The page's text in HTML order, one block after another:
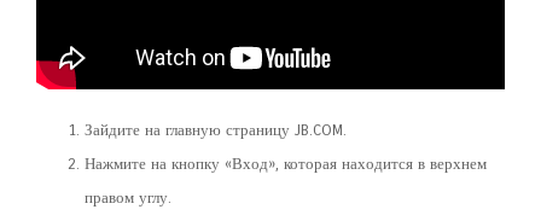
Зайдите на главную страницу JB.COM.
Нажмите на кнопку «Вход», которая находится в верхнем
правом углу.